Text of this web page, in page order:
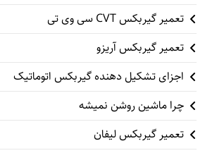
تعمیر گیربکس CVT سی وی تی
تعمیر گیربکس آریزو
اجزای تشکیل دهنده گیربکس اتوماتیک
چرا ماشین روشن نمیشه
تعمیر گیربکس لیفان